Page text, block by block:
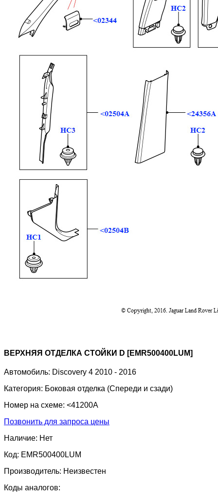
ВЕРХНЯЯ ОТДЕЛКА СТОЙКИ D [EMR500400LUM]
Автомобиль: Discovery 4 2010 - 2016
Категория: Боковая отделка (Спереди и сзади)
Номер на схеме: <41200A
Позвонить для запроса цены
Наличие: Нет
Код: EMR500400LUM
Производитель: Неизвестен
Коды аналогов: